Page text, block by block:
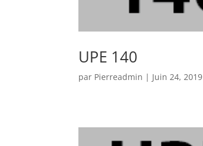
UPE 140
par Pierreadmin | Juin 24, 2019